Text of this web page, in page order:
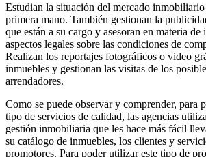
Estudian la situación del mercado
primera mano. También gestionan la
que están a su cargo y asesoran en materia
aspectos legales sobre las condiciones de
Realizan los reportajes fotográficos o video
inmuebles y gestionan las visitas de los
arrendadores.
Como se puede observar y comprender, para
tipo de servicios de calidad, las agencias
gestión inmobiliaria que les hace más fácil
su catálogo de inmuebles, los clientes y
promotores. Para poder utilizar este tipo de